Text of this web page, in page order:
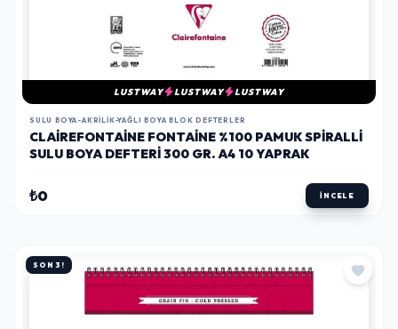
LUSTWAY LUSTWAY LUSTWAY
SULU BOYA-AKRILIK-YAĞLI BOYA BLOK DEFTERLER
CLAIREFONTAINE FONTAINE %100 PAMUK SPIRALLI
SULU BOYA DEFTERI 300 GR. A4 10 YAPRAK
₺0 İNCELE
SON 3!